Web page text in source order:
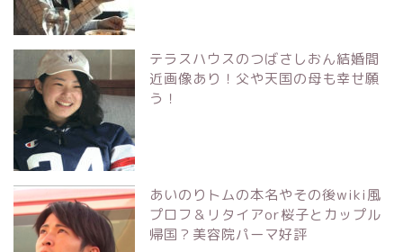
テラスハウスのつばさしおん結婚間
近画像あり！父や天国の母も幸せ願
う！
あいのりトムの本名やその後wiki風
プロフ＆リタイアor桜子とカップル
帰国？美容院パーマ好評